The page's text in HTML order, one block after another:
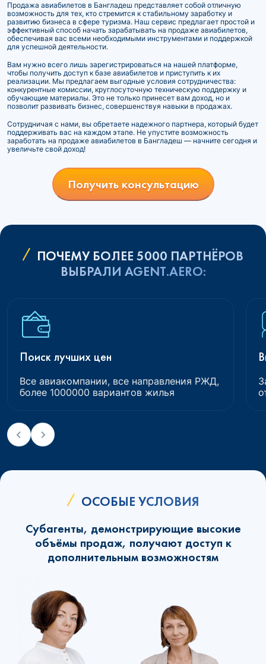
Продажа авиабилетов в Бангладеш представляет собой отличную
возможность для тех, кто стремится к стабильному заработку и
развитию бизнеса в сфере туризма. Наш сервис предлагает простой и
эффективный способ начать зарабатывать на продаже авиабилетов,
обеспечивая вас всеми необходимыми инструментами и поддержкой
для успешной деятельности.
Вам нужно всего лишь зарегистрироваться на нашей платформе,
чтобы получить доступ к базе авиабилетов и приступить к их
реализации. Мы предлагаем выгодные условия сотрудничества:
конкурентные комиссии, круглосуточную техническую поддержку и
обучающие материалы. Это не только принесет вам доход, но и
позволит развивать бизнес, совершенствуя навыки в продажах.
Сотрудничая с нами, вы обретаете надежного партнера, который будет
поддерживать вас на каждом этапе. Не упустите возможность
заработать на продаже авиабилетов в Бангладеш — начните сегодня и
увеличьте свой доход!
Получить консультацию
ПОЧЕМУ БОЛЕЕ 5000 ПАРТНЁРОВ
ВЫБРАЛИ AGENT.AERO:
Поиск лучших цен
Все авиакомпании, все направления РЖД,
более 1000000 вариантов жилья
ОСОБЫЕ УСЛОВИЯ
Субагенты, демонстрирующие высокие
объёмы продаж, получают доступ к
дополнительным возможностям